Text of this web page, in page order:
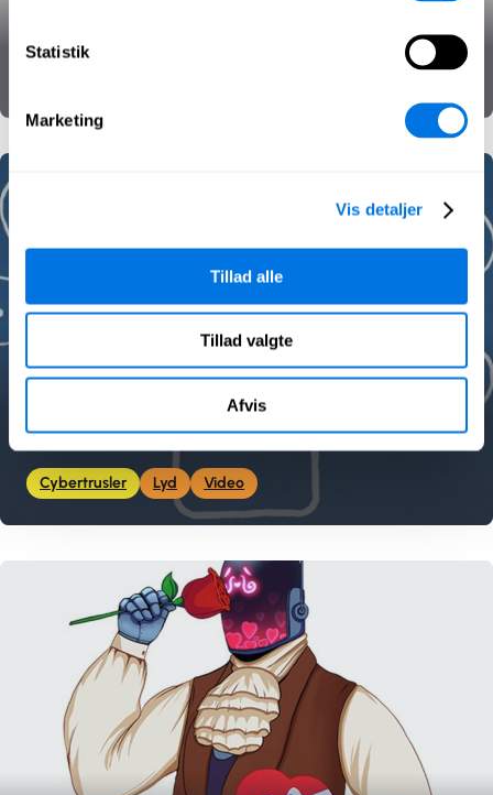
Statistik
Marketing
Vis detaljer
Tillad alle
Tillad valgte
Afvis
SecPedia
Scams, Blink and You’ll Miss
Them
Cybertrusler Lyd Video